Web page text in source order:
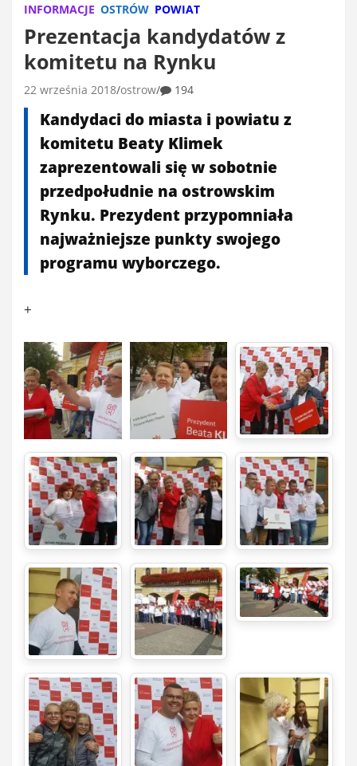
INFORMACJE OSTRÓW POWIAT
Prezentacja kandydatów z
komitetu na Rynku
22 września 2018 ostrow 194
Kandydaci do miasta i powiatu z
komitetu Beaty Klimek
zaprezentowali się w sobotnie
przedpołudnie na ostrowskim
Rynku. Prezydent przypomniała
najważniejsze punkty swojego
programu wyborczego.
+